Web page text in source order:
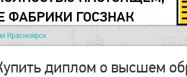
ФАБРИКИ ГОСЗНАК
Красноярск
диплом о высшем